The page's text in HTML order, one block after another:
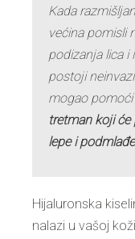
Kada
većina pomisli
podizanja lica i
postoji
mogao
tretman koji će
lepe i
Hijaluronska
nalazi u vašoj